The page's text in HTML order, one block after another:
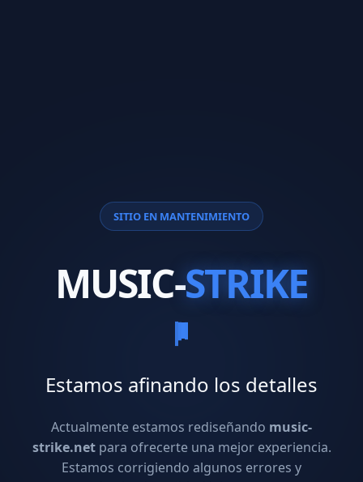
SITIO EN MANTENIMIENTO
MUSIC-STRIKE
Estamos afinando los detalles
Actualmente estamos rediseñando music-
strike.netpara ofrecerte una mejor experiencia.
Estamos corrigiendo algunos errores y